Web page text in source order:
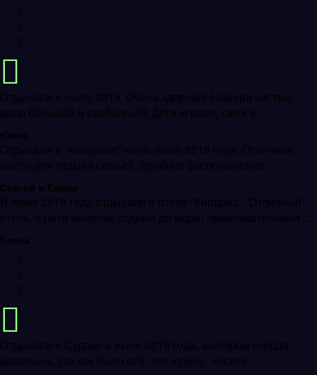
Отдыхали в июле 2019. Очень здорово! Номера чистые,
двор большой и свободный! Дети играют, смех и ...
Юлия
Отдыхали в "кипарисе" июнь-июль 2019 года. Отличное
место для отдыха семьёй. Удобное расположение ...
Сергей и Елена
В июне 2019 года отдыхали в отеле "Кипарис". Отличный
отель, в пяти минутах ходьбы до моря, привлекательный ...
Елена
Отдыхали в Судаке в июне 2019 года, выбором города
довольны, так как было всё, что нужно : чистое ...